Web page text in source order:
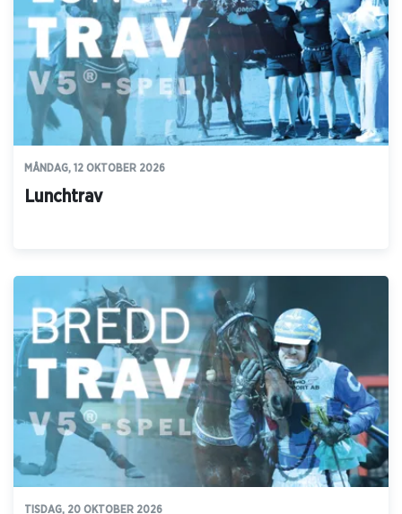
MÅNDAG, 12 OKTOBER 2026
Lunchtrav
TISDAG, 20 OKTOBER 2026